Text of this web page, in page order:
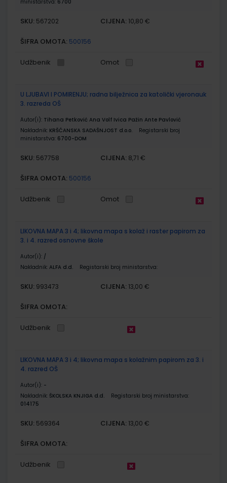
ministarstva: 6700
SKU: 567202 CIJENA: 10,80 €
ŠIFRA OMOTA: 500156
Udžbenik Omot
U LJUBAVI I POMIRENJU; radna bilježnica za katolički vjeronauk
3. razreda OŠ
Autor(i): Tihana Petković Ana Volf Ivica Pažin Ante Pavlović
Nakladnik: KRŠĆANSKA SADAŠNJOST d.o.o.
Registarski broj
ministarstva: 6700-DOM
SKU: 567758 CIJENA: 8,71 €
ŠIFRA OMOTA: 500156
Udžbenik Omot
LIKOVNA MAPA 3 i 4; likovna mapa s kolaž i raster papirom za
3. i 4. razred osnovne škole
Autor(i): /
Nakladnik: ALFA d.d. Registarski broj ministarstva:
SKU: 993473 CIJENA: 13,00 €
ŠIFRA OMOTA:
Udžbenik
LIKOVNA MAPA 3 i 4; likovna mapa s kolažnim papirom za 3. i
4. razred OŠ
Autor(i): -
Nakladnik: ŠKOLSKA KNJIGA d.d.
Registarski broj ministarstva:
014175
SKU: 569364 CIJENA: 13,00 €
ŠIFRA OMOTA:
Udžbenik